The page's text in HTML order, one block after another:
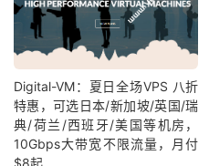
Digital-VM：夏日全场VPS 八折
特惠，可选日本/新加坡/英国/瑞
典/荷兰/西班牙/美国等机房，
10Gbps大带宽不限流量，月付
$8起